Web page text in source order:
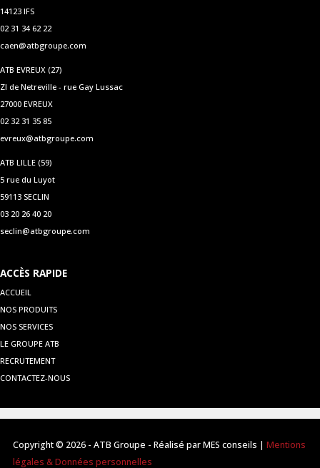
14123 IFS
02 31 34 62 22
caen@atbgroupe.com
ATB EVREUX (27)
ZI de Netreville - rue Gay Lussac
27000 EVREUX
02 32 31 35 85
evreux@atbgroupe.com
ATB LILLE (59)
5 rue du Luyot
59113 SECLIN
03 20 26 40 20
seclin@atbgroupe.com
ACCÈS RAPIDE
ACCUEIL
NOS PRODUITS
NOS SERVICES
LE GROUPE ATB
RECRUTEMENT
CONTACTEZ-NOUS
Copyright © 2026 - ATB Groupe - Réalisé par MES conseils | Mentions
légales & Données personnelles